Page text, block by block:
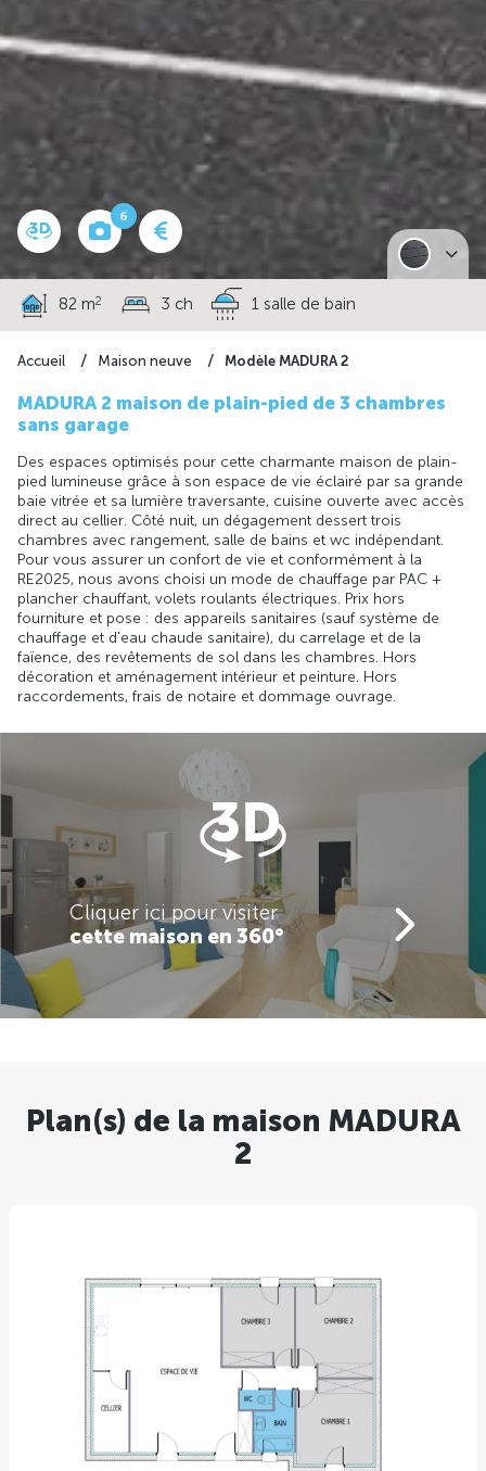
Accueil Maison neuve Modèle MADURA 2
MADURA 2 maison de plain-pied de 3 chambres
sans garage
Des espaces optimisés pour cette charmante maison de plain-
pied lumineuse grâce à son espace de vie éclairé par sa grande
baie vitrée et sa lumière traversante, cuisine ouverte avec accès
direct au cellier. Côté nuit, un dégagement dessert trois
chambres avec rangement, salle de bains et wc indépendant.
Pour vous assurer un confort de vie et conformément à la
RE2025, nous avons choisi un mode de chauffage par PAC +
plancher chauffant, volets roulants électriques. Prix hors
fourniture et pose : des appareils sanitaires (sauf système de
chauffage et d'eau chaude sanitaire), du carrelage et de la
faïence, des revêtements de sol dans les chambres. Hors
décoration et aménagement intérieur et peinture. Hors
raccordements, frais de notaire et dommage ouvrage.
Cliquer ici pour visiter
cette maison en 360°
6
82 m2 3 ch 1 salle de bain
Plan(s) de la maison MADURA
2